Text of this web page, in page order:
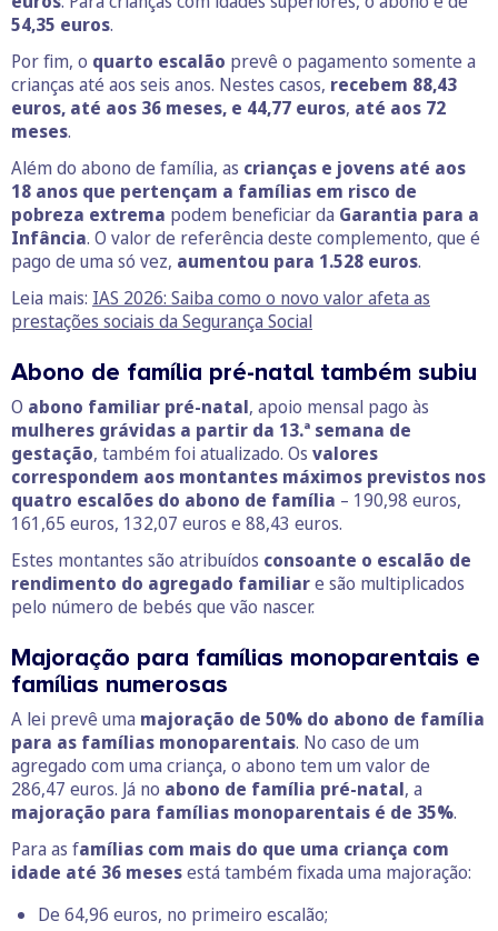
54,35 euros.
Por fim, o quarto escalão prevê o pagamento somente a
crianças até aos seis anos. Nestes casos, recebem 88,43
euros, até aos 36 meses, e 44,77 euros, até aos 72
meses.
Além do abono de família, as crianças e jovens até aos
18 anos que pertençam a famílias em risco de
pobreza extrema podem beneficiar da Garantia para a
Infância. O valor de referência deste complemento, que é
pago de uma só vez, aumentou para 1.528 euros.
Leia mais: IAS 2026: Saiba como o novo valor afeta as
prestações sociais da Segurança Social
Abono de família pré-natal também subiu
O abono familiar pré-natal, apoio mensal pago às
mulheres grávidas a partir da 13.ª semana de
gestação, também foi atualizado. Os valores
correspondem aos montantes máximos previstos nos
quatro escalões do abono de família – 190,98 euros,
161,65 euros, 132,07 euros e 88,43 euros.
Estes montantes são atribuídos consoante o escalão de
rendimento do agregado familiare são multiplicados
pelo número de bebés que vão nascer.
Majoração para famílias monoparentais e
famílias numerosas
A lei prevê uma majoração de 50% do abono de família
para as famílias monoparentais. No caso de um
agregado com uma criança, o abono tem um valor de
286,47 euros. Já no abono de família pré-natal, a
majoração para famílias monoparentais é de 35%.
Para as famílias com mais do que uma criança com
idade até 36 mesesestá também fixada uma majoração:
De 64,96 euros, no primeiro escalão;